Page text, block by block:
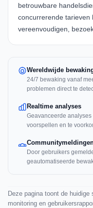
betrouwbare
concurrerende tarieven
vereenvoudigen,
Wereldwijde
24/7 bewaking vanaf
problemen direct te
Realtime analyses
Geavanceerde
voorspellen en te
Door gebruikers
geautomatiseerde
Deze pagina toont de
monitoring en